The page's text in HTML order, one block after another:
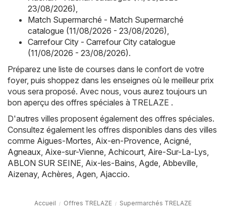
23/08/2026),
Match Supermarché - Match Supermarché
catalogue (11/08/2026 - 23/08/2026),
Carrefour City - Carrefour City catalogue
(11/08/2026 - 23/08/2026).
Préparez une liste de courses dans le confort de votre
foyer, puis shoppez dans les enseignes où le meilleur prix
vous sera proposé. Avec nous, vous aurez toujours un
bon aperçu des offres spéciales à TRELAZE .
D'autres villes proposent également des offres spéciales.
Consultez également les offres disponibles dans des villes
comme Aigues-Mortes, Aix-en-Provence, Acigné,
Agneaux, Aixe-sur-Vienne, Achicourt, Aire-Sur-La-Lys,
ABLON SUR SEINE, Aix-les-Bains, Agde, Abbeville,
Aizenay, Achères, Agen, Ajaccio.
Accueil Offres TRELAZE Supermarchés TRELAZE